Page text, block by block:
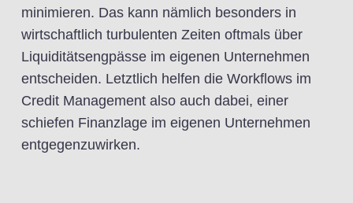
minimieren. Das kann nämlich besonders in
wirtschaftlich turbulenten Zeiten oftmals über
Liquiditätsengpässe im eigenen Unternehmen
entscheiden. Letztlich helfen die Workflows im
Credit Management also auch dabei, einer
schiefen Finanzlage im eigenen Unternehmen
entgegenzuwirken.